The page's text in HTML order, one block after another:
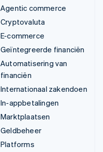
Agentic commerce
Cryptovaluta
E-commerce
Geïntegreerde financiën
Automatisering van
financiën
Internationaal zakendoen
In-appbetalingen
Marktplaatsen
Geldbeheer
Platforms